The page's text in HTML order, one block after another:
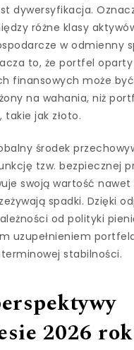
dywersyfikacja.
różne klasy
w odmienny
to, że portfel oparty
finansowych może
na wahania, niż
takie jak złoto.
środek
tzw. bezpiecznej
swoją wartość nawet
spadki. Dzięki
od polityki
uzupełnieniem
stabilności.
2026